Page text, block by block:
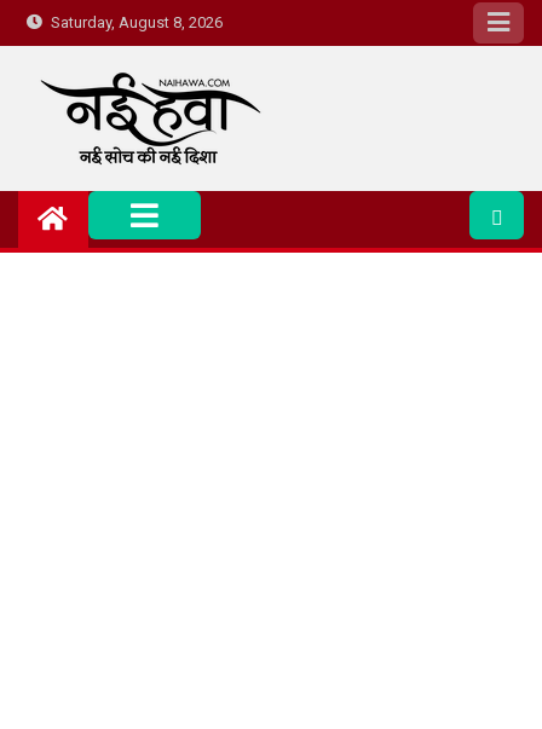
Saturday, August 8, 2026
Nai Hawa